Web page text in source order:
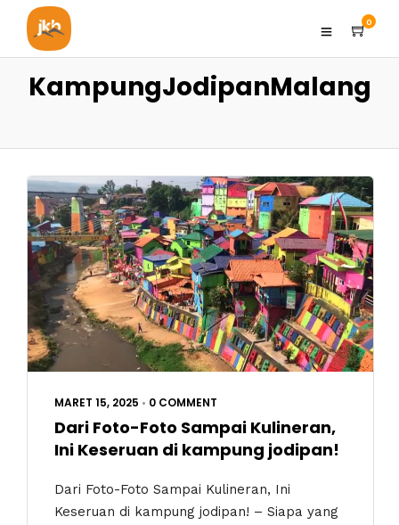
0
KampungJodipanMalang
MARET 15, 2025 • 0 COMMENT
Dari Foto-Foto Sampai Kulineran,
Ini Keseruan di kampung jodipan!
Dari Foto-Foto Sampai Kulineran, Ini
Keseruan di kampung jodipan! – Siapa yang